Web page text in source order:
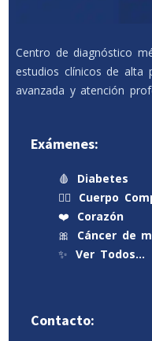
Centro de diagnóstico
estudios clínicos de alta
avanzada y atención
Exámenes:
🩸
Diabetes
🧍‍♂️
Cuerpo
❤️
Corazón
🎀
Cáncer de
✨ Ver Todos…
Contacto: